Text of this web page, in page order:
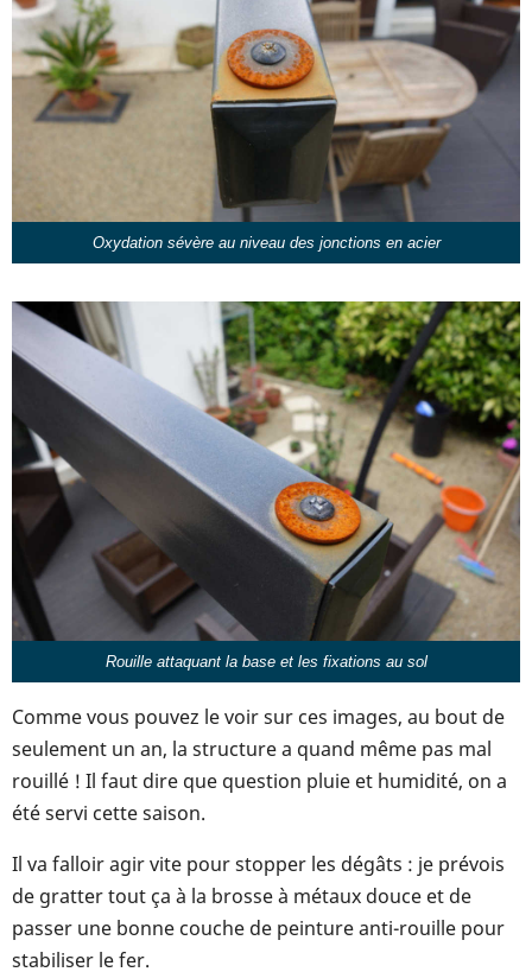
Oxydation sévère au niveau des jonctions en acier
Rouille attaquant la base et les fixations au sol
Comme vous pouvez le voir sur ces images, au bout de
seulement un an, la structure a quand même pas mal
rouillé ! Il faut dire que question pluie et humidité, on a
été servi cette saison.
Il va falloir agir vite pour stopper les dégâts : je prévois
de gratter tout ça à la brosse à métaux douce et de
passer une bonne couche de peinture anti-rouille pour
stabiliser le fer.